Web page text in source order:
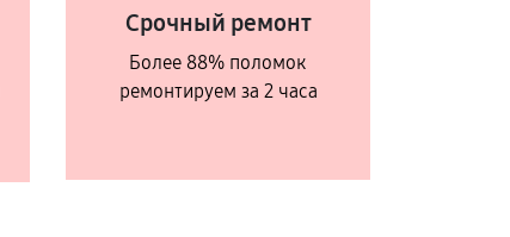
Срочный ремонт
Более 88% поломок
ремонтируем за 2 часа